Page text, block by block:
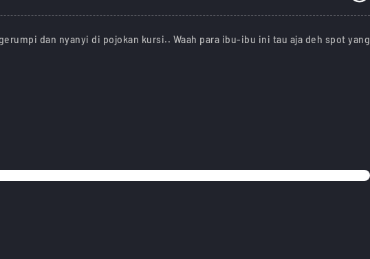
dan nyanyi di pojokan kursi.. Waah para ibu-ibu ini tau aja deh spot yang